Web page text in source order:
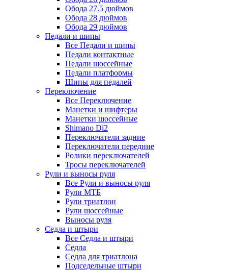
Обода 27.5 дюймов
Обода 28 дюймов
Обода 29 дюймов
Педали и шипы
Все Педали и шипы
Педали контактные
Педали шоссейные
Педали платформы
Шипы для педалей
Переключение
Все Переключение
Манетки и шифтеры
Манетки шоссейные
Shimano Di2
Переключатели задние
Переключатели передние
Ролики переключателей
Тросы переключателей
Рули и выносы руля
Все Рули и выносы руля
Рули МТБ
Рули триатлон
Рули шоссейные
Выносы руля
Седла и штыри
Все Седла и штыри
Седла
Седла для триатлона
Подседельные штыри